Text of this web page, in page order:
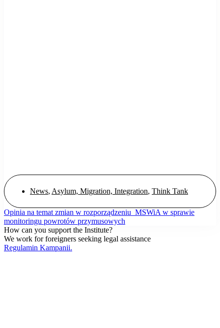
News, Asylum, Migration, Integration, Think Tank
Opinia na temat zmian w rozporządzeniu MSWiA w sprawie
monitoringu powrotów przymusowych
How can you support the Institute?
We work for foreigners seeking legal assistance
Regulamin Kampanii.